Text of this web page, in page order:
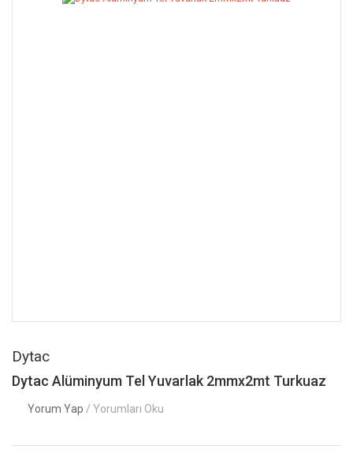
Dytac
Dytac Alüminyum Tel Yuvarlak 2mmx2mt Turkuaz
Yorum Yap / Yorumları Oku